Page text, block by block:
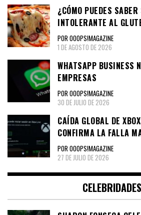
¿CÓMO PUEDES
INTOLERANTE AL
POR OOOPS!MAGAZINE
1 DE AGOSTO DE 2026
WHATSAPP BUSINESS
EMPRESAS
POR OOOPS!MAGAZINE
30 DE JULIO DE 2026
CAÍDA GLOBAL DE
CONFIRMA LA FALLA
POR OOOPS!MAGAZINE
27 DE JULIO DE 2026
CELEBRIDADES